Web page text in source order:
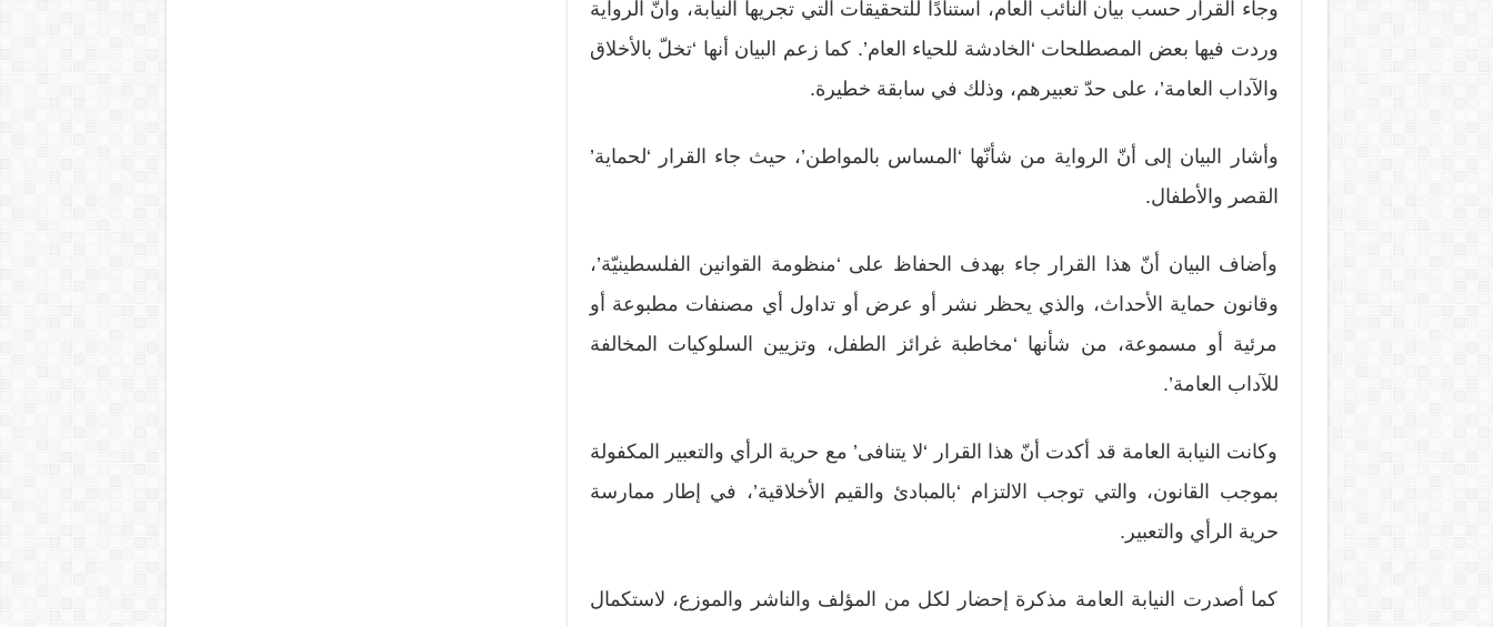
وجاء القرار حسب بيان النائب العام، استنادًا للتحقيقات التي تجريها النيابة، وأنّ الرواية
وردت فيها بعض المصطلحات ‘الخادشة للحياء العام’. كما زعم البيان أنها ‘تخلّ بالأخلاق
والآداب العامة’، على حدّ تعبيرهم، وذلك في سابقة خطيرة.
وأشار البيان إلى أنّ الرواية من شأنّها ‘المساس بالمواطن’، حيث جاء القرار ‘لحماية’
القصر والأطفال.
وأضاف البيان أنّ هذا القرار جاء بهدف الحفاظ على ‘منظومة القوانين الفلسطينيّة’،
وقانون حماية الأحداث، والذي يحظر نشر أو عرض أو تداول أي مصنفات مطبوعة أو
مرئية أو مسموعة، من شأنها ‘مخاطبة غرائز الطفل، وتزيين السلوكيات المخالفة
للآداب العامة’.
وكانت النيابة العامة قد أكدت أنّ هذا القرار ‘لا يتنافى’ مع حرية الرأي والتعبير المكفولة
بموجب القانون، والتي توجب الالتزام ‘بالمبادئ والقيم الأخلاقية’، في إطار ممارسة
حرية الرأي والتعبير.
كما أصدرت النيابة العامة مذكرة إحضار لكل من المؤلف والناشر والموزع، لاستكمال